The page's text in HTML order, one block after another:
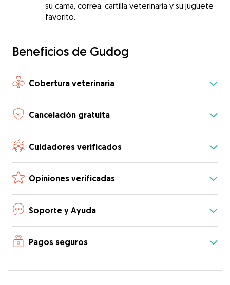
su cama, correa, cartilla veterinaria y su juguete
favorito.
Beneficios de Gudog
Cobertura veterinaria
Cancelación gratuita
Cuidadores verificados
Opiniones verificadas
Soporte y Ayuda
Pagos seguros